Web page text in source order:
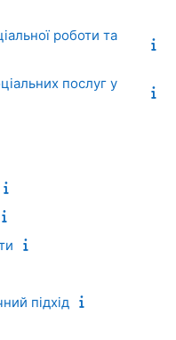
роботи та
послуг у
підхід